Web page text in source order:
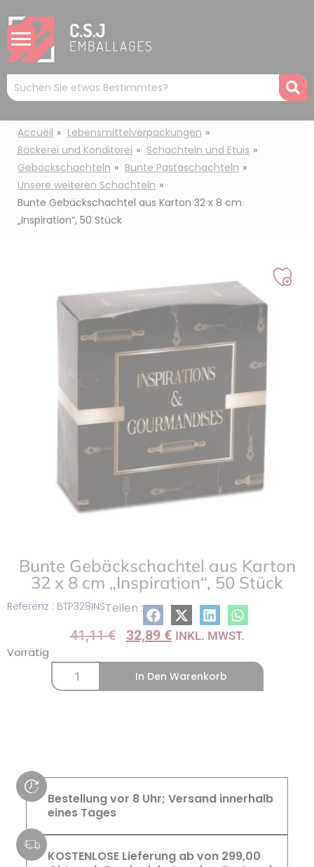
Mots
clés
:
Accueil
Lebensmittelverpackungen
Bäckerei und Konditorei
Schachteln und Etuis
Gebäckschachteln
Bunte Pastaschachteln
Unsere weiteren Schachteln
Bunte Gebäckschachtel aus Karton 32 x 8 cm
„Inspiration“, 50 Stück
Auf
Referenz : BTP328INSTeilen :
Bunte Gebäckschachtel aus Karton
32 x 8 cm „Inspiration“, 50 Stück
41,11€ 32,89 € INKL. MWST.
Vorrätig
In Den Warenkorb
Bestellung vor 8 Uhr; Versand innerhalb
eines Tages
KOSTENLOSE Lieferung ab von 299,00